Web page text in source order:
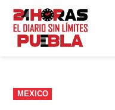
Saltar
contenido
PUBLICADO
EN
MEXICO